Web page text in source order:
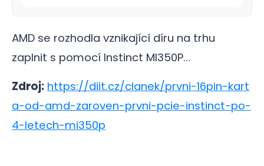
AMD se rozhodla vznikající díru na trhu
zaplnit s pomocí Instinct MI350P…
Zdroj: https://diit.cz/clanek/prvni-16pin-kart
a-od-amd-zaroven-prvni-pcie-instinct-po-
4-letech-mi350p